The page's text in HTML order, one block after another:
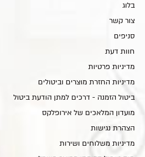
בלוג
צור קשר
סניפים
חוות דעת
מדיניות פרטיות
מדיניות החזרת מוצרים וביטולים
ביטול הזמנה - דרכים למתן הודעת ביטול
מועדון המלאכים של אירופלקס
הצהרת נגישות
מדיניות משלוחים ושירות